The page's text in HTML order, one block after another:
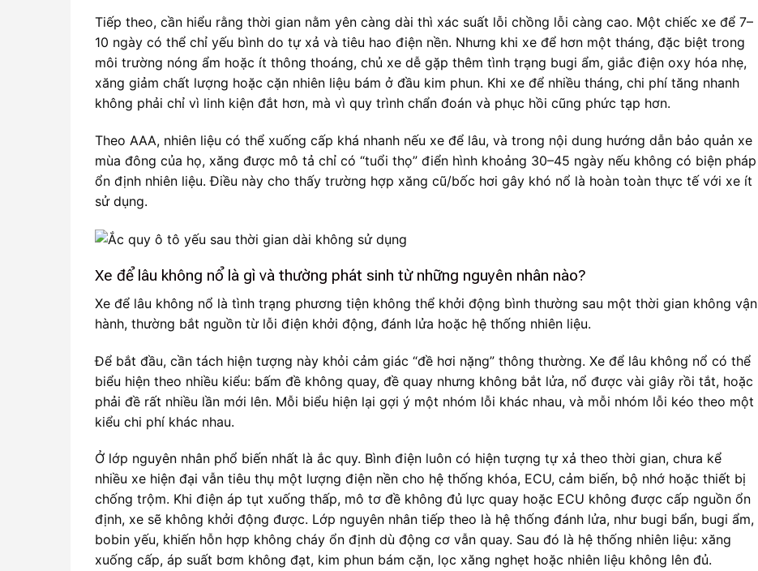
Tiếp theo, cần hiểu rằng thời gian nằm yên càng dài thì xác suất lỗi chồng lỗi càng cao. Một chiếc xe để 7–
10 ngày có thể chỉ yếu bình do tự xả và tiêu hao điện nền. Nhưng khi xe để hơn một tháng, đặc biệt trong
môi trường nóng ẩm hoặc ít thông thoáng, chủ xe dễ gặp thêm tình trạng bugi ẩm, giắc điện oxy hóa nhẹ,
xăng giảm chất lượng hoặc cặn nhiên liệu bám ở đầu kim phun. Khi xe để nhiều tháng, chi phí tăng nhanh
không phải chỉ vì linh kiện đắt hơn, mà vì quy trình chẩn đoán và phục hồi cũng phức tạp hơn.
Theo AAA, nhiên liệu có thể xuống cấp khá nhanh nếu xe để lâu, và trong nội dung hướng dẫn bảo quản xe
mùa đông của họ, xăng được mô tả chỉ có “tuổi thọ” điển hình khoảng 30–45 ngày nếu không có biện pháp
ổn định nhiên liệu. Điều này cho thấy trường hợp xăng cũ/bốc hơi gây khó nổ là hoàn toàn thực tế với xe ít
sử dụng.
Xe để lâu không nổ là gì và thường phát sinh từ những nguyên nhân nào?
Xe để lâu không nổ là tình trạng phương tiện không thể khởi động bình thường sau một thời gian không vận
hành, thường bắt nguồn từ lỗi điện khởi động, đánh lửa hoặc hệ thống nhiên liệu.
Để bắt đầu, cần tách hiện tượng này khỏi cảm giác “đề hơi nặng” thông thường. Xe để lâu không nổ có thể
biểu hiện theo nhiều kiểu: bấm đề không quay, đề quay nhưng không bắt lửa, nổ được vài giây rồi tắt, hoặc
phải đề rất nhiều lần mới lên. Mỗi biểu hiện lại gợi ý một nhóm lỗi khác nhau, và mỗi nhóm lỗi kéo theo một
kiểu chi phí khác nhau.
Ở lớp nguyên nhân phổ biến nhất là ắc quy. Bình điện luôn có hiện tượng tự xả theo thời gian, chưa kể
nhiều xe hiện đại vẫn tiêu thụ một lượng điện nền cho hệ thống khóa, ECU, cảm biến, bộ nhớ hoặc thiết bị
chống trộm. Khi điện áp tụt xuống thấp, mô tơ đề không đủ lực quay hoặc ECU không được cấp nguồn ổn
định, xe sẽ không khởi động được. Lớp nguyên nhân tiếp theo là hệ thống đánh lửa, như bugi bẩn, bugi ẩm,
bobin yếu, khiến hỗn hợp không cháy ổn định dù động cơ vẫn quay. Sau đó là hệ thống nhiên liệu: xăng
xuống cấp, áp suất bơm không đạt, kim phun bám cặn, lọc xăng nghẹt hoặc nhiên liệu không lên đủ.